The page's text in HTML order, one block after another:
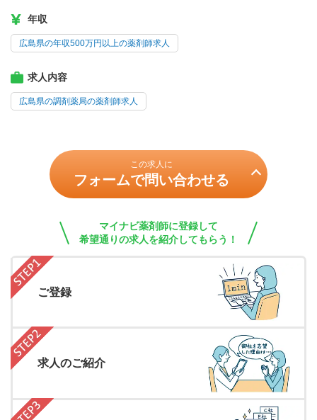
年収
広島県の年収500万円以上の薬剤師求人
求人内容
広島県の調剤薬局の薬剤師求人
この求人に
フォームで問い合わせる
マイナビ薬剤師に登録して
希望通りの求人を紹介してもらう！
ご登録
求人のご紹介